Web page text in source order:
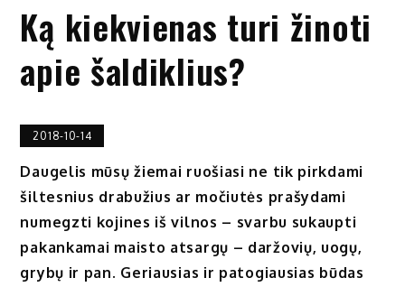
Ką kiekvienas turi žinoti
apie šaldiklius?
2018-10-14
Daugelis mūsų žiemai ruošiasi ne tik pirkdami
šiltesnius drabužius ar močiutės prašydami
numegzti kojines iš vilnos – svarbu sukaupti
pakankamai maisto atsargų – daržovių, uogų,
grybų ir pan. Geriausias ir patogiausias būdas